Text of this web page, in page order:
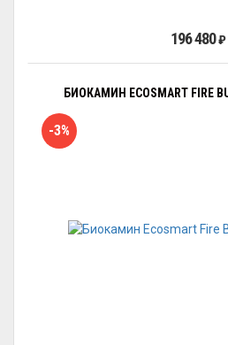
196 480₽
БИОКАМИН ECOSMART FIRE
-3%